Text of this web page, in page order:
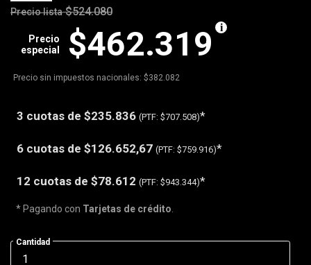
Precio lista $524.080
$462.319
Precio
especial
Precio sin impuestos nacionales: $382.082
3 cuotas de $235.836 (PTF: $707.508)*
6 cuotas de $126.652,67 (PTF: $759.916)*
12 cuotas de $78.612 (PTF: $943.344)*
* Pagando con Tarjetas de crédito.
Cantidad